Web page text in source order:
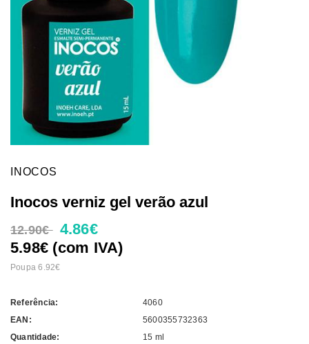
INOCOS
Inocos verniz gel verão azul
12.90€ 4.86€
5.98€ (com IVA)
Poupa 6.92€
Referência:
4060
EAN:
5600355732363
Quantidade:
15 ml